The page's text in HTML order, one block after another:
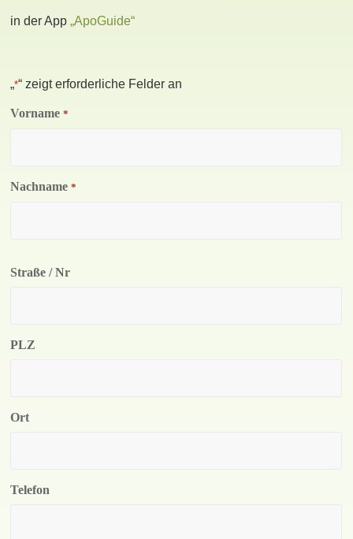
in der App„ApoGuide“
„*“ zeigt erforderliche Felder an
Vorname *
Nachname *
Straße / Nr
PLZ
Ort
Telefon